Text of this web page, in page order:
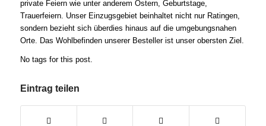
private Feiern wie unter anderem Ostern, Geburtstage,
Trauerfeiern. Unser Einzugsgebiet beinhaltet nicht nur Ratingen,
sondern bezieht sich überdies hinaus auf die umgebungsnahen
Orte. Das Wohlbefinden unserer Besteller ist unser obersten Ziel.
No tags for this post.
Eintrag teilen